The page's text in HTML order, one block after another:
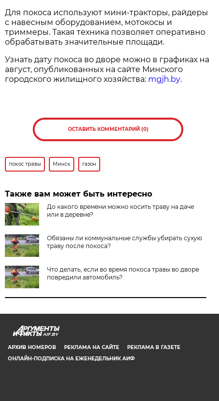
Для покоса используют мини-тракторы, райдеры
с навесным оборудованием, мотокосы и
триммеры. Такая техника позволяет оперативно
обрабатывать значительные площади.
Узнать дату покоса во дворе можно в графиках на
август, опубликованных на сайте Минского
городского жилищного хозяйства: mgjh.by.
ОСТАВИТЬ КОММЕНТАРИЙ (0)
покос травы Минск газон
Также вам может быть интересно
До какого времени можно косить траву на даче
или в деревне?
Обязаны ли коммунальные службы убирать сухую
траву после покоса?
Что делать, если во время покоса травы во дворе
повредили автомобиль?
AIF.BY
АРХИВ НОМЕРОВ РЕКЛАМА НА САЙТЕ
РЕКЛАМА В ГАЗЕТЕ
ОНЛАЙН-ПОДПИСКА НА ЕЖЕНЕДЕЛЬНИК АИФ